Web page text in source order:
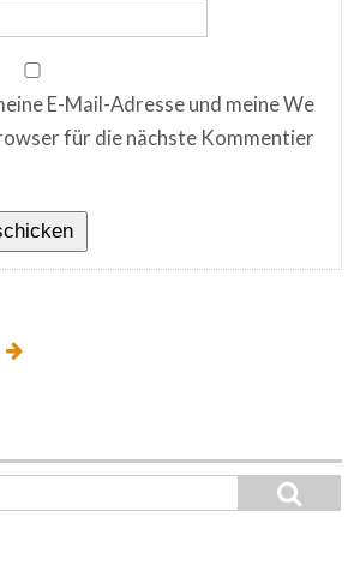
E-Mail-Adresse und meine We
für die nächste Kommentier
e